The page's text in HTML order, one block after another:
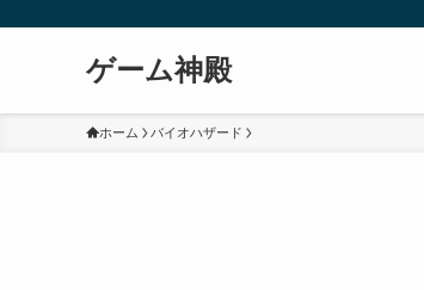
ゲーム神殿
ホーム バイオハザード